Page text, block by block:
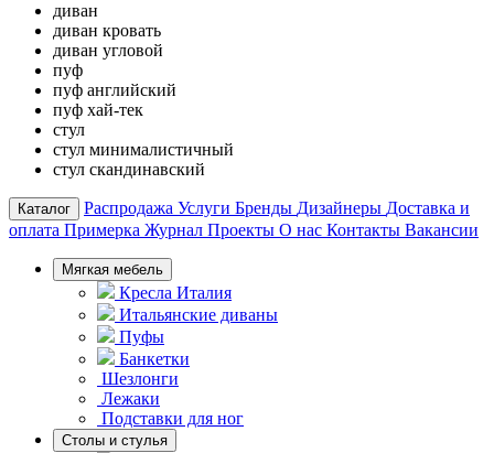
диван
диван кровать
диван угловой
пуф
пуф английский
пуф хай-тек
стул
стул минималистичный
стул скандинавский
Каталог Распродажа Услуги Бренды Дизайнеры Доставка и
оплата Примерка Журнал Проекты О нас Контакты Вакансии
Мягкая мебель
Кресла Италия
Итальянские диваны
Пуфы
Банкетки
Шезлонги
Лежаки
Подставки для ног
Столы и стулья